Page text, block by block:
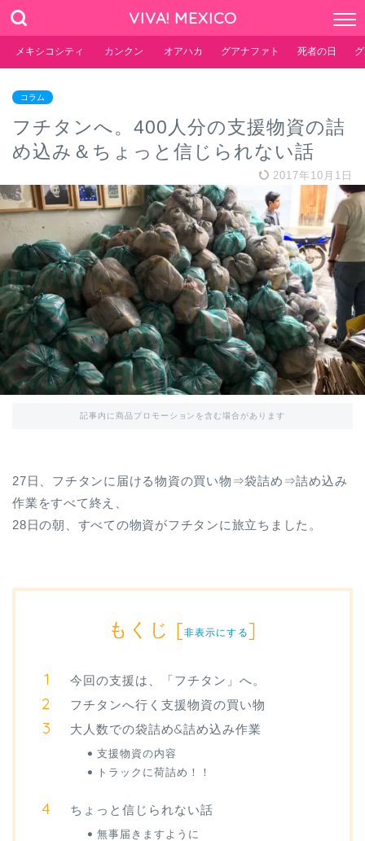
VIVA! MEXICO
メキシコシティ カンクン オアハカ グアナファト 死者の日
コラム
フチタンへ。400人分の支援物資の詰
め込み＆ちょっと信じられない話
2017年10月1日
記事内に商品プロモーションを含む場合があります
27日、フチタンに届ける物資の買い物⇒袋詰め⇒詰め込み
作業をすべて終え、
28日の朝、すべての物資がフチタンに旅立ちました。
もくじ [非表示にする]
今回の支援は、「フチタン」へ。
フチタンへ行く支援物資の買い物
大人数での袋詰め&詰め込み作業
支援物資の内容
トラックに荷詰め！！
ちょっと信じられない話
無事届きますように